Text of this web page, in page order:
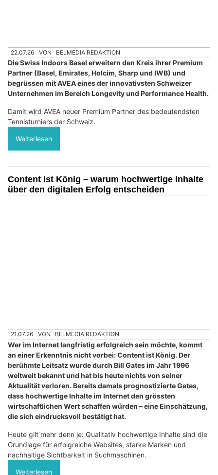
22.07.26 VON BELMEDIA REDAKTION
Die Swiss Indoors Basel erweitern den Kreis ihrer Premium
Partner (Basel, Emirates, Holcim, Sharp und IWB) und
begrüssen mit AVEA eines der innovativsten Schweizer
Unternehmen im Bereich Longevity und Performance Health.
Damit wird AVEA neuer Premium Partner des bedeutendsten
Tennisturniers der Schweiz.
Weiterlesen
Content ist König – warum hochwertige Inhalte
über den digitalen Erfolg entscheiden
21.07.26 VON BELMEDIA REDAKTION
Wer im Internet langfristig erfolgreich sein möchte, kommt
an einer Erkenntnis nicht vorbei: Content ist König. Der
berühmte Leitsatz wurde durch Bill Gates im Jahr 1996
weltweit bekannt und hat bis heute nichts von seiner
Aktualität verloren. Bereits damals prognostizierte Gates,
dass hochwertige Inhalte im Internet den grössten
wirtschaftlichen Wert schaffen würden – eine Einschätzung,
die sich eindrucksvoll bestätigt hat.
Heute gilt mehr denn je: Qualitativ hochwertige Inhalte sind die
Grundlage für erfolgreiche Websites, starke Marken und
nachhaltige Sichtbarkeit in Suchmaschinen.
Weiterlesen